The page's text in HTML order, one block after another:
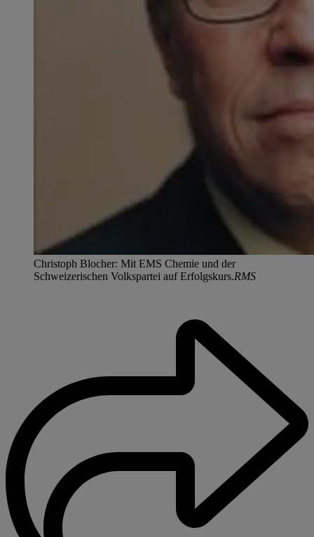
Christoph Blocher: Mit EMS Chemie und der
Schweizerischen Volkspartei auf Erfolgskurs.RMS